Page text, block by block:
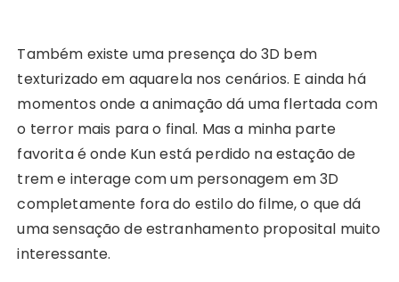
Também existe uma presença do 3D bem
texturizado em aquarela nos cenários. E ainda há
momentos onde a animação dá uma flertada com
o terror mais para o final. Mas a minha parte
favorita é onde Kun está perdido na estação de
trem e interage com um personagem em 3D
completamente fora do estilo do filme, o que dá
uma sensação de estranhamento proposital muito
interessante.